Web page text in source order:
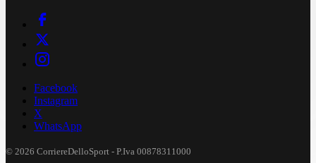
Facebook
Instagram
X
WhatsApp
© 2026 CorriereDelloSport - P.Iva 00878311000